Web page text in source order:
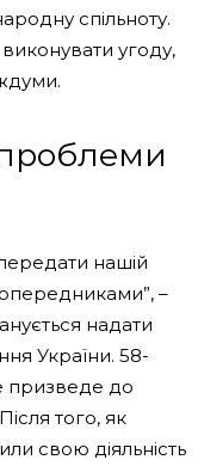
спільноту.
угоду,
нашій
–
надати
України. 58-
призведе до
того, як
свою діяльність